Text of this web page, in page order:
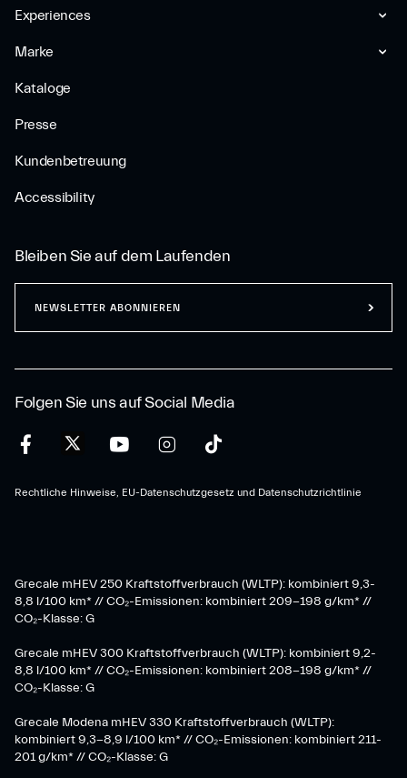
Experiences
Marke
Kataloge
Presse
Kundenbetreuung
Accessibility
Folgen Sie uns auf Social Media
Rechtliche Hinweise, EU-Datenschutzgesetz und Datenschutzrichtlinie
Bleiben Sie auf dem Laufenden
NEWSLETTER ABONNIEREN
Grecale mHEV 250 Kraftstoffverbrauch (WLTP): kombiniert 9,3-
8,8 l/100 km* // CO₂-Emissionen: kombiniert 209-198 g/km* ​//
CO₂-Klasse: G
Grecale mHEV 300 Kraftstoffverbrauch (WLTP): kombiniert 9,2-
8,8 l/100 km* // CO₂-Emissionen: kombiniert 208-198 g/km* //
CO₂-Klasse: G
Grecale Modena mHEV 330 Kraftstoffverbrauch (WLTP):
kombiniert 9,3-8,9 l/100 km* // CO₂-Emissionen: kombiniert 211-
201 g/km* // CO₂-Klasse: G